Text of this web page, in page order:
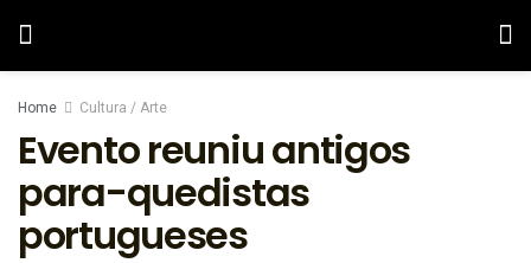
Home Cultura / Arte
Evento reuniu antigos
para-quedistas
portugueses